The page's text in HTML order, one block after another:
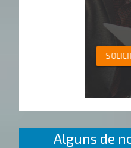
Alguns de